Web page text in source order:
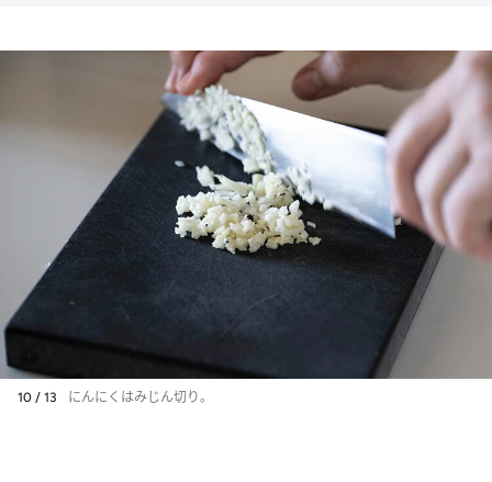
10 / 13 にんにくはみじん切り。